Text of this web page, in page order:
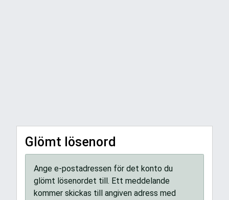
Glömt lösenord
Ange e-postadressen för det konto du
glömt lösenordet till. Ett meddelande
kommer skickas till angiven adress med